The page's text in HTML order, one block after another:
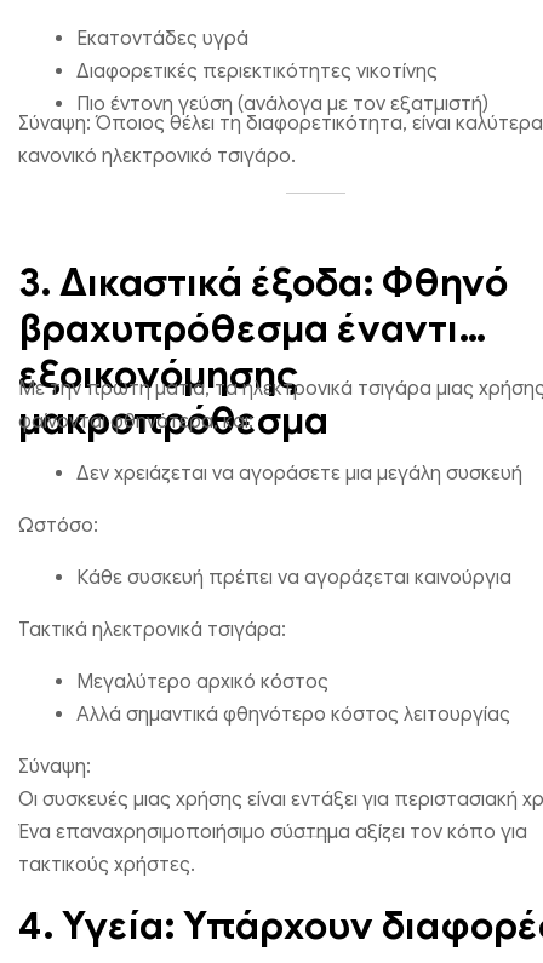
Εκατοντάδες υγρά
Διαφορετικές περιεκτικότητες νικοτίνης
Πιο έντονη γεύση (ανάλογα με τον εξατμιστή)
Σύναψη: Όποιος θέλει τη διαφορετικότητα, είναι
κανονικό ηλεκτρονικό τσιγάρο.
3. Δικαστικά έξοδα: Φθηνό
βραχυπρόθεσμα έναντι
εξοικονόμησης
μακροπρόθεσμα
Με την πρώτη ματιά, τα ηλεκτρονικά τσιγάρα μιας
φαίνονται φθηνότερα, και:
Δεν χρειάζεται να αγοράσετε μια μεγάλη συσκευή
Ωστόσο:
Κάθε συσκευή πρέπει να αγοράζεται καινούργια
Τακτικά ηλεκτρονικά τσιγάρα:
Μεγαλύτερο αρχικό κόστος
Αλλά σημαντικά φθηνότερο κόστος λειτουργίας
Σύναψη:
Οι συσκευές μιας χρήσης είναι εντάξει για περιστασιακή
Ένα επαναχρησιμοποιήσιμο σύστημα αξίζει τον κόπο για
τακτικούς χρήστες.
4. Υγεία: Υπάρχουν